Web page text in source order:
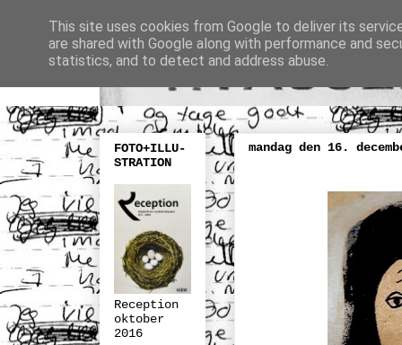
mandag den 16.
FOTO+ILLU-
STRATION
Reception
oktober
2016
This site uses cookies from Google to deliver its
are shared with Google along with performance and
statistics, and to detect and address abuse.